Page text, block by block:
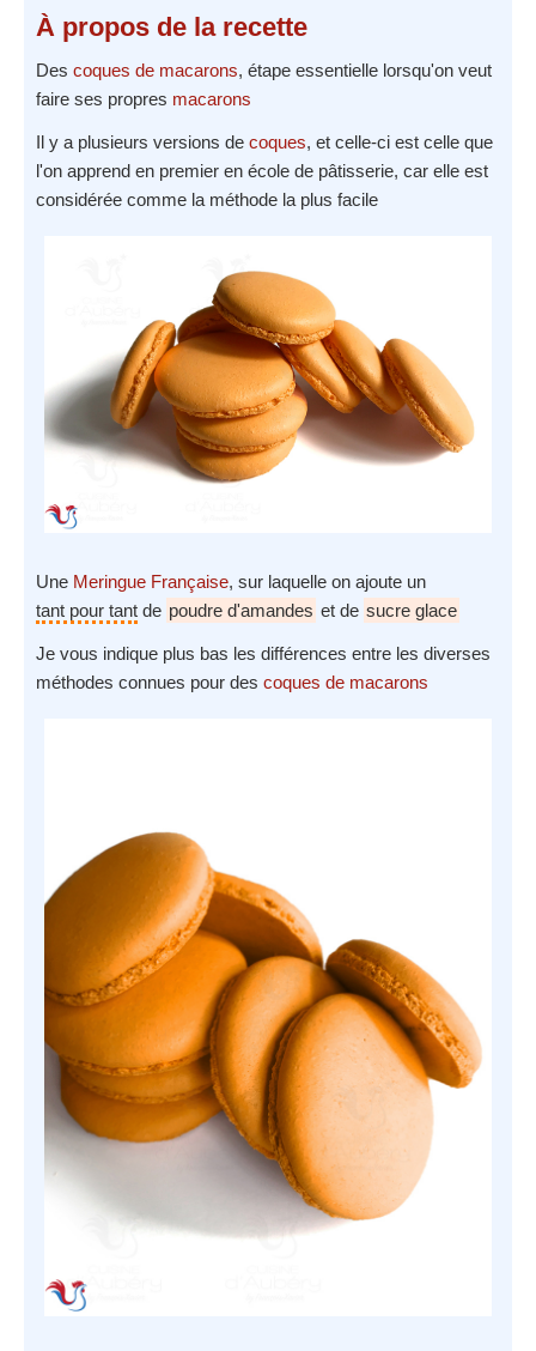
À propos de la recette
Des coques de macarons, étape essentielle lorsqu'on veut
faire ses propres macarons
Il y a plusieurs versions de coques, et celle-ci est celle que
l'on apprend en premier en école de pâtisserie, car elle est
considérée comme la méthode la plus facile
Une Meringue Française, sur laquelle on ajoute un
tant pour tant de poudre d'amandes et de sucre glace
Je vous indique plus bas les différences entre les diverses
méthodes connues pour des coques de macarons